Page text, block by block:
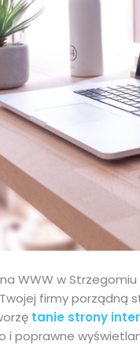
WWW w
firmy
tanie strony
i poprawne